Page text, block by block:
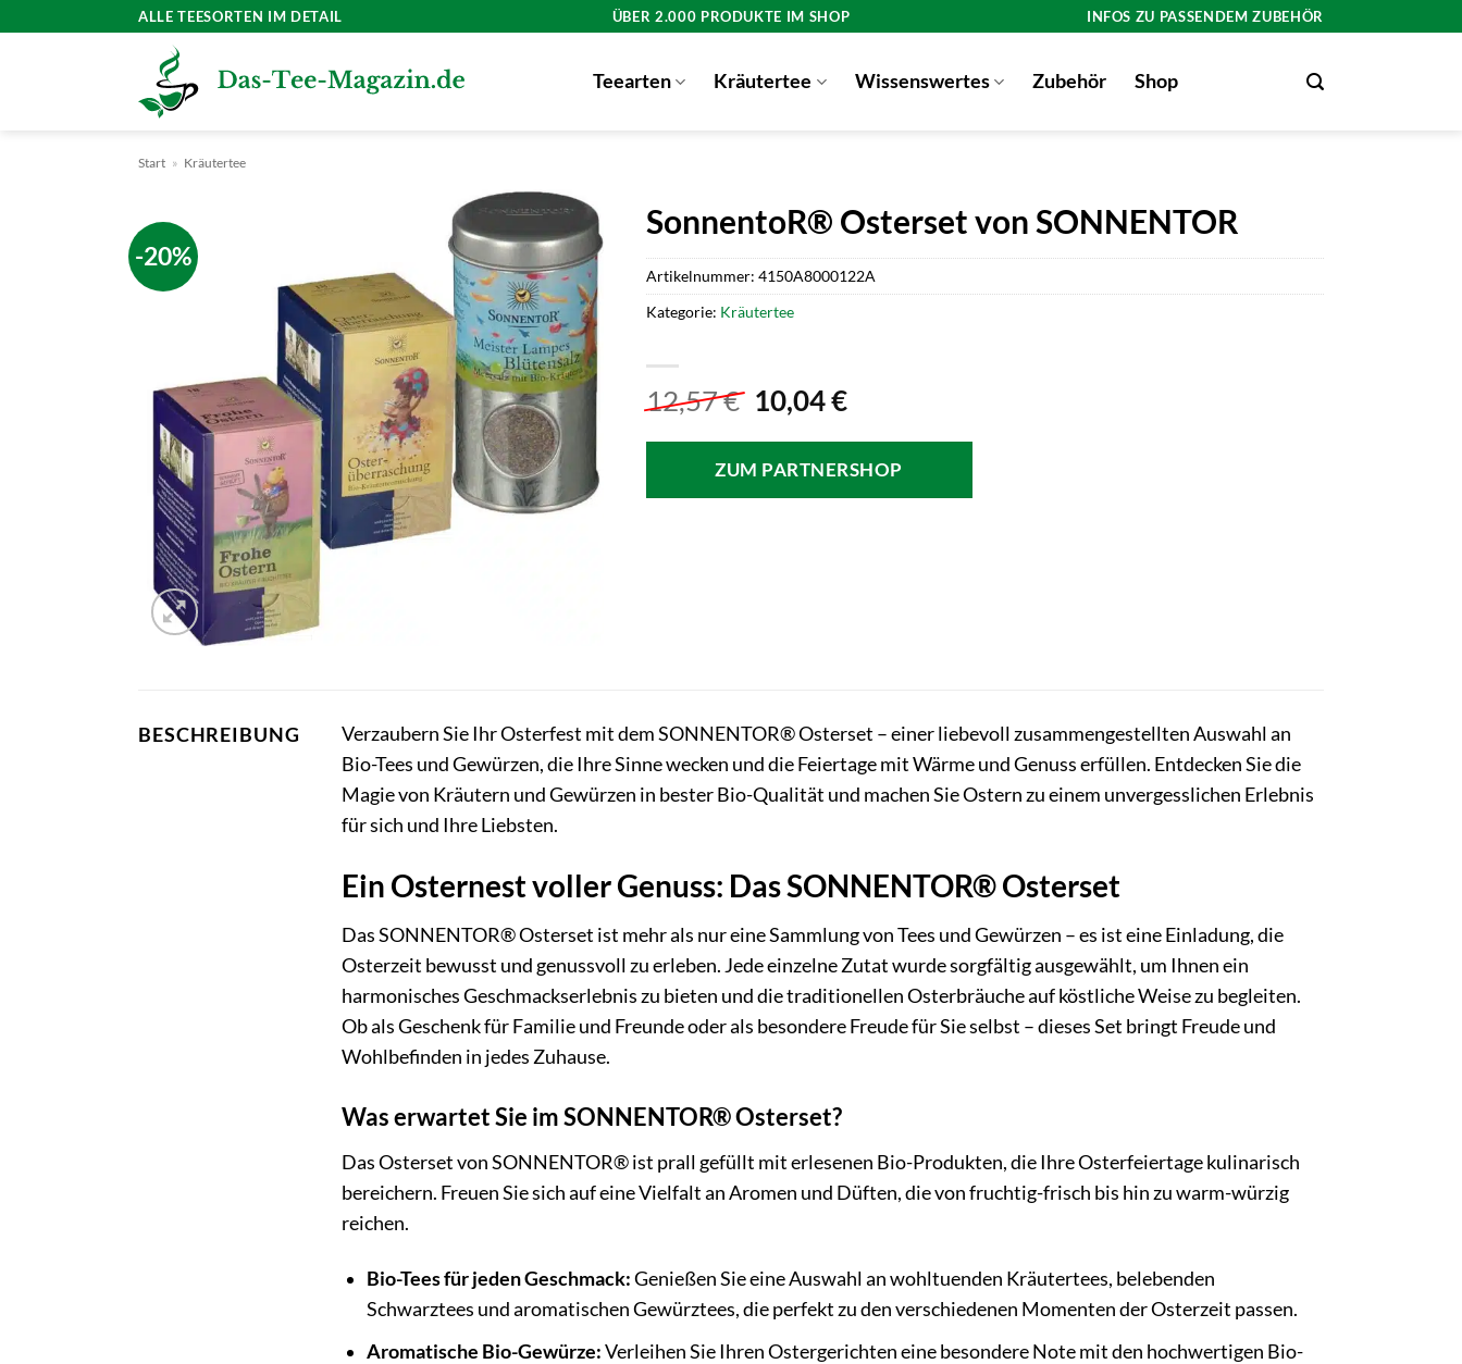
ALLE TEESORTEN IM DETAIL ÜBER 2.000 PRODUKTE IM SHOP INFOS ZU PASSENDEM ZUBEHÖR
Teearten Kräutertee Wissenswertes Zubehör Shop
Start » Kräutertee
-20%
SonnentoR® Osterset von SONNENTOR
12,57€ Ursprünglicher
war:
12,57 €
10,04€Aktueller
ist:
10,04 €.
ZUM PARTNERSHOP
Artikelnummer: 4150A8000122A
Kategorie: Kräutertee
BESCHREIBUNG
Verzaubern Sie Ihr Osterfest mit dem SONNENTOR® Osterset – einer liebevoll zusammengestellten Auswahl an
Bio-Tees und Gewürzen, die Ihre Sinne wecken und die Feiertage mit Wärme und Genuss erfüllen. Entdecken Sie die
Magie von Kräutern und Gewürzen in bester Bio-Qualität und machen Sie Ostern zu einem unvergesslichen Erlebnis
für sich und Ihre Liebsten.
Ein Osternest voller Genuss: Das SONNENTOR® Osterset
Das SONNENTOR® Osterset ist mehr als nur eine Sammlung von Tees und Gewürzen – es ist eine Einladung, die
Osterzeit bewusst und genussvoll zu erleben. Jede einzelne Zutat wurde sorgfältig ausgewählt, um Ihnen ein
harmonisches Geschmackserlebnis zu bieten und die traditionellen Osterbräuche auf köstliche Weise zu begleiten.
Ob als Geschenk für Familie und Freunde oder als besondere Freude für Sie selbst – dieses Set bringt Freude und
Wohlbefinden in jedes Zuhause.
Was erwartet Sie im SONNENTOR® Osterset?
Das Osterset von SONNENTOR® ist prall gefüllt mit erlesenen Bio-Produkten, die Ihre Osterfeiertage kulinarisch
bereichern. Freuen Sie sich auf eine Vielfalt an Aromen und Düften, die von fruchtig-frisch bis hin zu warm-würzig
reichen.
Bio-Tees für jeden Geschmack:Genießen Sie eine Auswahl an wohltuenden Kräutertees, belebenden
Schwarztees und aromatischen Gewürztees, die perfekt zu den verschiedenen Momenten der Osterzeit passen.
Aromatische Bio-Gewürze:Verleihen Sie Ihren Ostergerichten eine besondere Note mit den hochwertigen Bio-